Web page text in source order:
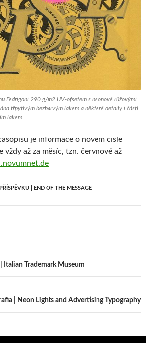
Fedrigoni 290 g/m2 UV-ofsetem s neonově růžovými
třpytivým bezbarvým lakem a některé detaily i části
lakem
je informace o novém čísle
vždy až za měsíc, tzn. červnové až
| END OF THE MESSAGE
Italian Trademark Museum
| Neon Lights and Advertising Typography